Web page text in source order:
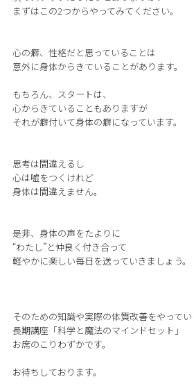
まずはこの2つからやってみてください。
心の癖、性格だと思っていることは
意外に身体からきていることがあります。
もちろん、スタートは、
心からきていることもありますが
それが癖付いて身体の癖になっています。
思考は間違えるし
心は嘘をつくけれど
身体は間違えません。
是非、身体の声をたよりに
“わたし”と仲良く付き合って
軽やかに楽しい毎日を送っていきましょう。
そのための知識や実際の体質改善をやってい
長期講座「科学と魔法のマインドセット」
お席のこりわずかです。
お待ちしております。